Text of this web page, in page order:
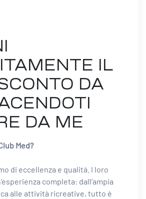
IL
DA
DA ME
Med?
di eccellenza e qualità. I loro
completa: dall’ampia
alle attività ricreative, tutto è